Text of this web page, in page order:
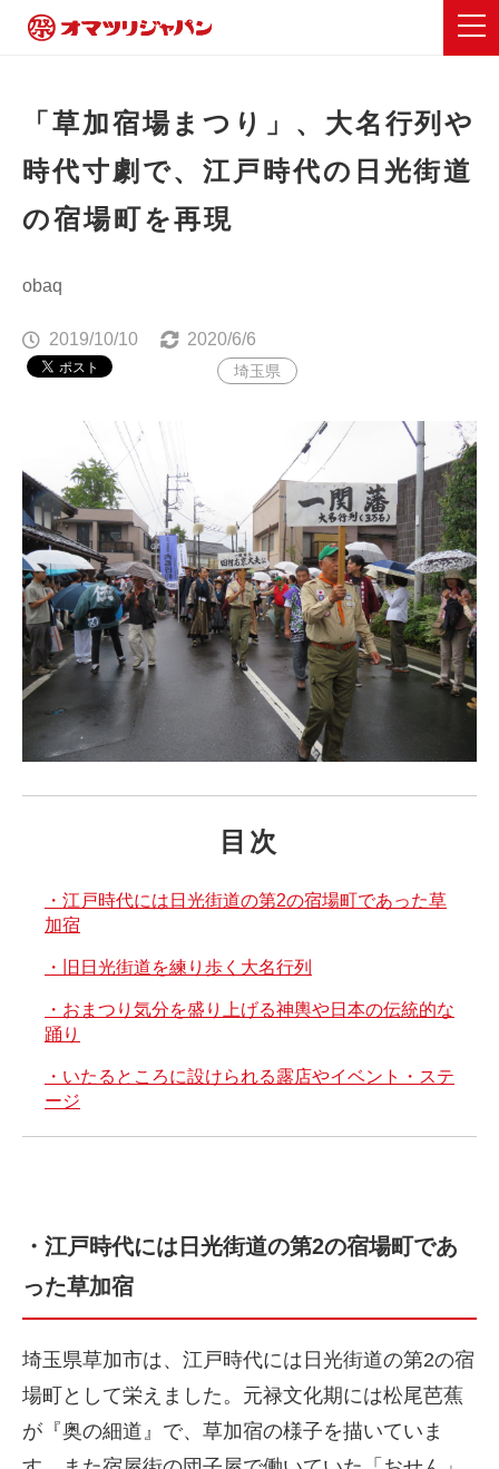
「草加宿場まつり」、大名行列や
時代寸劇で、江戸時代の日光街道
の宿場町を再現
obaq
2019/10/10 2020/6/6
埼玉県
目次
・江戸時代には日光街道の第2の宿場町であった草
加宿
・旧日光街道を練り歩く大名行列
・おまつり気分を盛り上げる神輿や日本の伝統的な
踊り
・いたるところに設けられる露店やイベント・ステ
ージ
・江戸時代には日光街道の第2の宿場町であ
った草加宿
埼玉県草加市は、江戸時代には日光街道の第2の宿
場町として栄えました。元禄文化期には松尾芭蕉
が『奥の細道』で、草加宿の様子を描いていま